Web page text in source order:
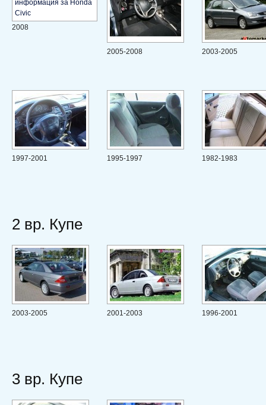
2008
2005-2008 2003-2005
1997-2001 1995-1997 1982-1983
2 вр. Купе
2003-2005 2001-2003 1996-2001
3 вр. Купе